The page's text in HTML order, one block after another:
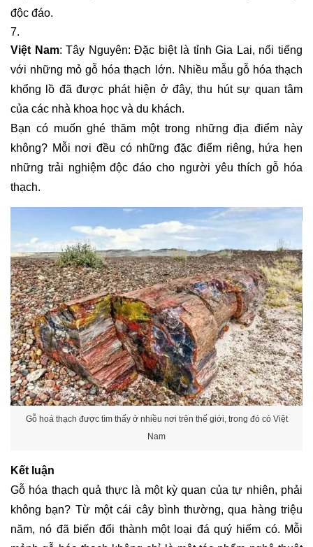
độc đáo.
Việt Nam: Tây Nguyên: Đặc biệt là tỉnh Gia Lai, nổi tiếng
với những mỏ gỗ hóa thạch lớn. Nhiều mẫu gỗ hóa thạch
khổng lồ đã được phát hiện ở đây, thu hút sự quan tâm
của các nhà khoa học và du khách.
Bạn có muốn ghé thăm một trong những địa điểm này
không? Mỗi nơi đều có những đặc điểm riêng, hứa hẹn
những trải nghiệm độc đáo cho người yêu thích gỗ hóa
thạch.
Gỗ hoá thạch được tìm thấy ở nhiều nơi trên thế giới, trong đó có Việt
Nam
Kết luận
Gỗ hóa thạch quả thực là một kỳ quan của tự nhiên, phải
không bạn? Từ một cái cây bình thường, qua hàng triệu
năm, nó đã biến đổi thành một loại đá quý hiếm có. Mỗi